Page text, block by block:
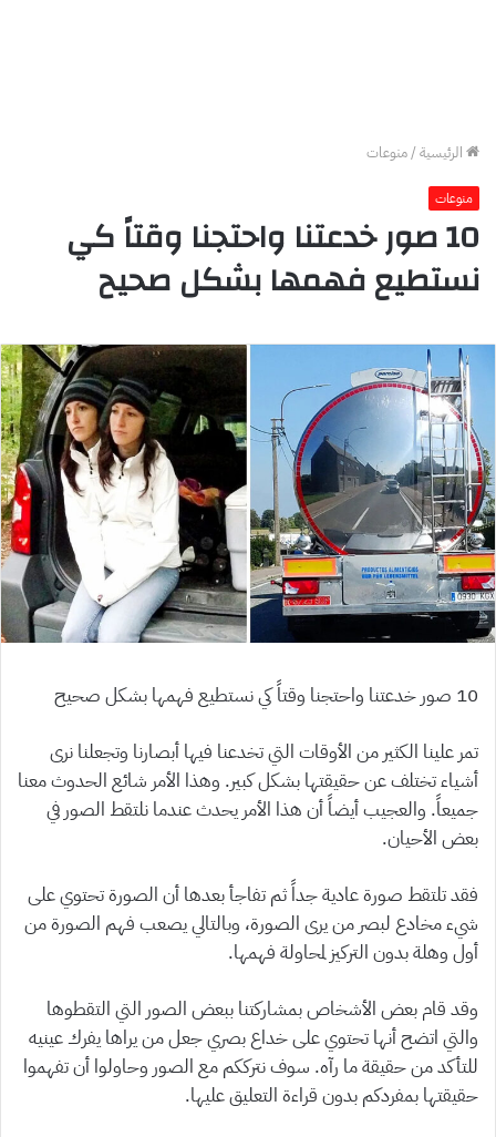
الرئيسية/منوعات
منوعات
10 صور خدعتنا واحتجنا وقتاً كي
نستطيع فهمها بشكل صحيح
10 صور خدعتنا واحتجنا وقتاً كي نستطيع فهمها بشكل صحيح
تمر علينا الكثير من الأوقات التي تخدعنا فيها أبصارنا وتجعلنا نرى
أشياء تختلف عن حقيقتها بشكل كبير. وهذا الأمر شائع الحدوث معنا
جميعاً. والعجيب أيضاً أن هذا الأمر يحدث عندما نلتقط الصور في
بعض الأحيان.
فقد تلتقط صورة عادية جداً ثم تفاجأ بعدها أن الصورة تحتوي على
شيء مخادع لبصر من يرى الصورة، وبالتالي يصعب فهم الصورة من
أول وهلة بدون التركيز لمحاولة فهمها.
وقد قام بعض الأشخاص بمشاركتنا ببعض الصور التي التقطوها
والتي اتضح أنها تحتوي على خداع بصري جعل من يراها يفرك عينيه
للتأكد من حقيقة ما رآه. سوف نترككم مع الصور وحاولوا أن تفهموا
حقيقتها بمفردكم بدون قراءة التعليق عليها.